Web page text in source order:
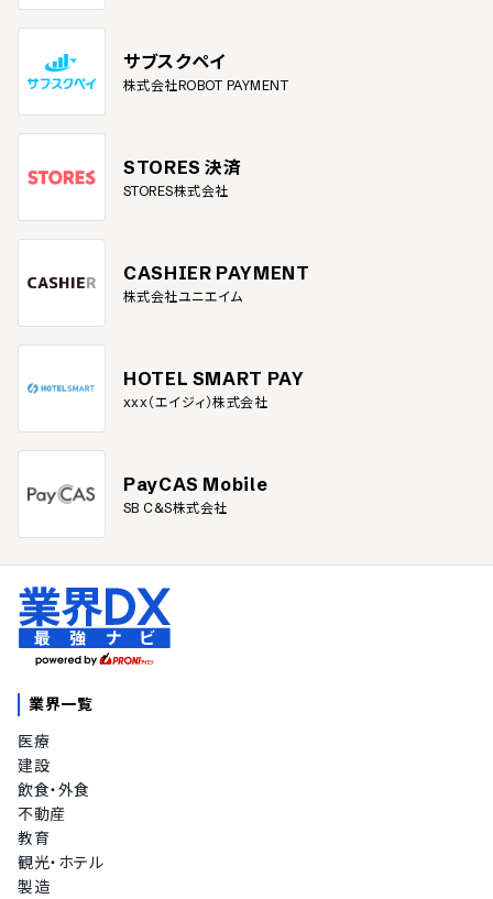
サブスクペイ
株式会社ROBOT PAYMENT
STORES 決済
STORES株式会社
CASHIER PAYMENT
株式会社ユニエイム
HOTEL SMART PAY
xxx（エイジィ）株式会社
PayCAS Mobile
SB C&S株式会社
業界一覧
医療
建設
飲食・外食
不動産
教育
観光・ホテル
製造